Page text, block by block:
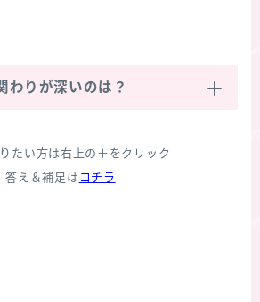
わりが深いのは？
たい方は右上の＋をクリック
答え＆補足は コチラ